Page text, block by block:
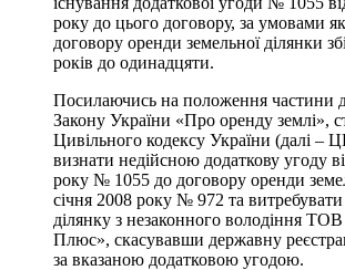
року до цього договору, за умовами
договору оренди земельної ділянки
років до одинадцяти.
Посилаючись на положення частини
Закону України «Про оренду землі»,
Цивільного кодексу України (далі –
визнати недійсною додаткову угоду
року № 1055 до договору оренди
січня 2008 року № 972 та
ділянку з незаконного володіння
Плюс», скасувавши державну
за вказаною додатковою угодою.